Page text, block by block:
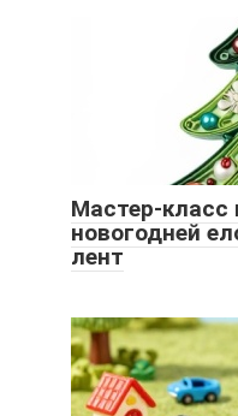
Мастер-класс
новогодней
лент